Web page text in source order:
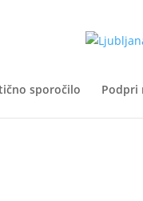
sporočilo Podpri